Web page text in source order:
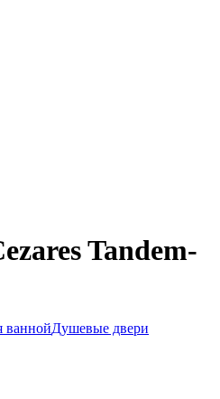
Tandem-
ваннойДушевые двери